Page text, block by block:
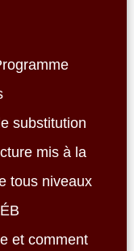
substitution
mis à la
tous niveaux
et comment